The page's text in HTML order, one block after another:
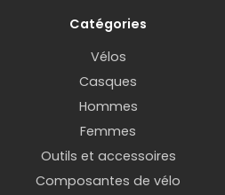
Catégories
Vélos
Casques
Hommes
Femmes
Outils et accessoires
Composantes de vélo